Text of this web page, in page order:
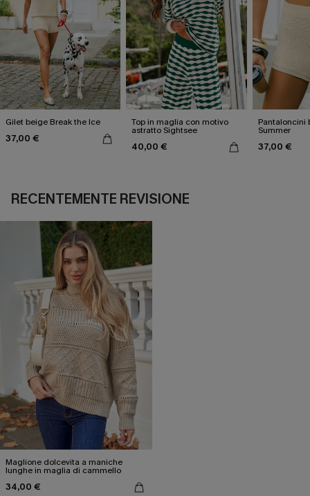
Gilet beige Break the Ice
37,00 €
Top in maglia con motivo
astratto Sightsee
40,00 €
Pantaloncini
Summer
37,00 €
RECENTEMENTE REVISIONE
Maglione dolcevita a maniche
lunghe in maglia di cammello
34,00 €